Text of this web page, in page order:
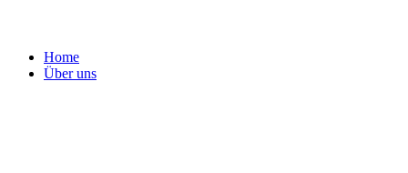
Home
Über uns